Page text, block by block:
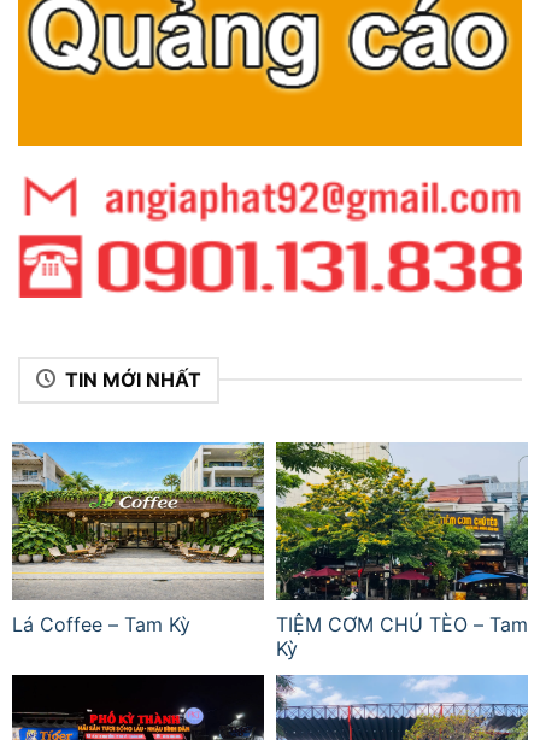
TIN MỚI NHẤT
Lá Coffee – Tam Kỳ
TIỆM CƠM CHÚ TÈO – Tam
Kỳ